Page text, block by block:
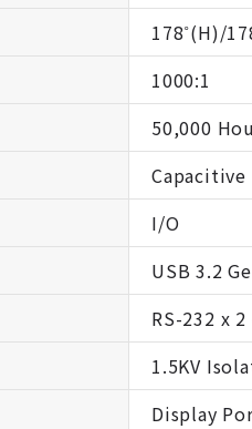
178˚(H)/
1000:1
50,000
I/O
USB 3.2
RS-232 x
1.5KV
Display